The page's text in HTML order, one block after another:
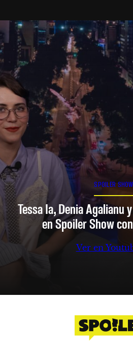
SPOILER SHOW
Tessa Ia, Denia Agalianu
en Spoiler Show
Ver en